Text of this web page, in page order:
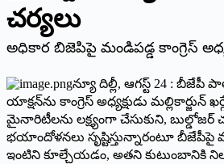
‌చర్యలు
అధికార బిజెపిపై మండిపడ్డ కాంగ్రెస్‌
న్యూ దిల్లీ, ఆగస్ట్ 24 : ‌బీజేపీ
‌యాక్షన్‌ను కాంగ్రెస్‌ అధ్యక్షుడు మల్లికార్జున్‌
మైనారిటీలను లక్ష్యంగా చేసుకుని, బుల్డోజర్‌
భయాందోళనలు సృష్టిస్తున్నారంటూ బీజేపీపై
ఇంటిని కూల్చేయడం, అతని కుటుంబానికి